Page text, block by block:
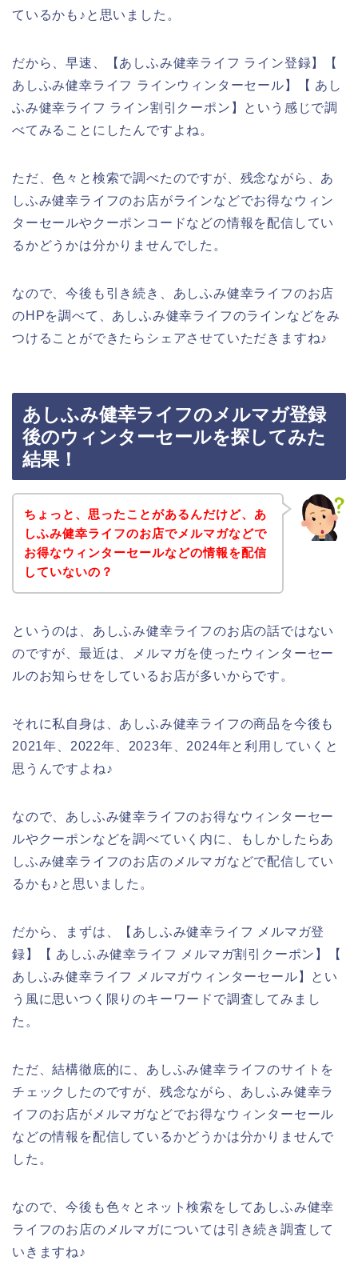
ているかも♪と思いました。
だから、早速、【あしふみ健幸ライフ ライン登録】【
あしふみ健幸ライフ ラインウィンターセール】【 あし
ふみ健幸ライフ ライン割引クーポン】という感じで調
べてみることにしたんですよね。
ただ、色々と検索で調べたのですが、残念ながら、あ
しふみ健幸ライフのお店がラインなどでお得なウィン
ターセールやクーポンコードなどの情報を配信してい
るかどうかは分かりませんでした。
なので、今後も引き続き、あしふみ健幸ライフのお店
のHPを調べて、あしふみ健幸ライフのラインなどをみ
つけることができたらシェアさせていただきますね♪
あしふみ健幸ライフのメルマガ登録
後のウィンターセールを探してみた
結果！
ちょっと、思ったことがあるんだけど、あ
しふみ健幸ライフのお店でメルマガなどで
お得なウィンターセールなどの情報を配信
していないの？
というのは、あしふみ健幸ライフのお店の話ではない
のですが、最近は、メルマガを使ったウィンターセー
ルのお知らせをしているお店が多いからです。
それに私自身は、あしふみ健幸ライフの商品を今後も
2021年、2022年、2023年、2024年と利用していくと
思うんですよね♪
なので、あしふみ健幸ライフのお得なウィンターセー
ルやクーポンなどを調べていく内に、もしかしたらあ
しふみ健幸ライフのお店のメルマガなどで配信してい
るかも♪と思いました。
だから、まずは、【あしふみ健幸ライフ メルマガ登
録】【 あしふみ健幸ライフ メルマガ割引クーポン】【
あしふみ健幸ライフ メルマガウィンターセール】とい
う風に思いつく限りのキーワードで調査してみまし
た。
ただ、結構徹底的に、あしふみ健幸ライフのサイトを
チェックしたのですが、残念ながら、あしふみ健幸ラ
イフのお店がメルマガなどでお得なウィンターセール
などの情報を配信しているかどうかは分かりませんで
した。
なので、今後も色々とネット検索をしてあしふみ健幸
ライフのお店のメルマガについては引き続き調査して
いきますね♪